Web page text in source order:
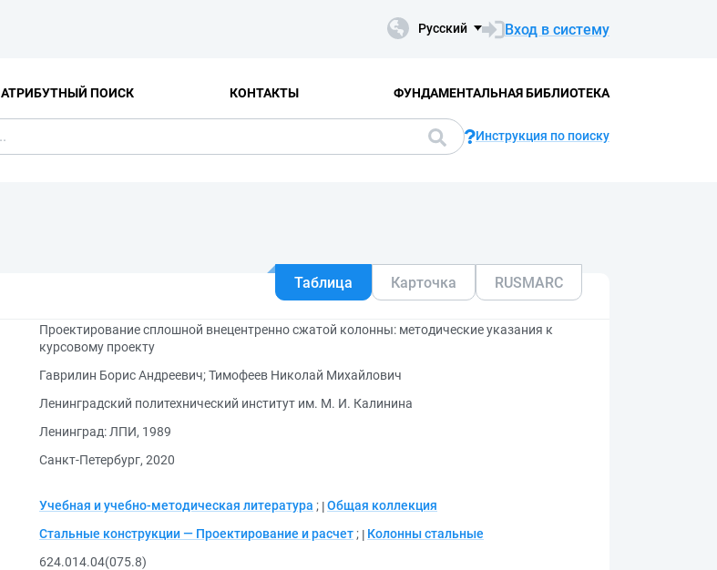
Русский Вход в систему
АТРИБУТНЫЙ ПОИСК КОНТАКТЫ ФУНДАМЕНТАЛЬНАЯ БИБЛИОТЕКА
Инструкция по поиску
Таблица Карточка RUSMARC
Проектирование сплошной внецентренно сжатой колонны: методические указания к
курсовому проекту
Гаврилин Борис Андреевич;Тимофеев Николай Михайлович
Ленинградский политехнический институт им. М. И. Калинина
Ленинград: ЛПИ, 1989
Санкт-Петербург, 2020
Учебная и учебно-методическая литература ; Общая коллекция
Стальные конструкции — Проектирование и расчет ;
Колонны стальные
624.014.04(075.8)